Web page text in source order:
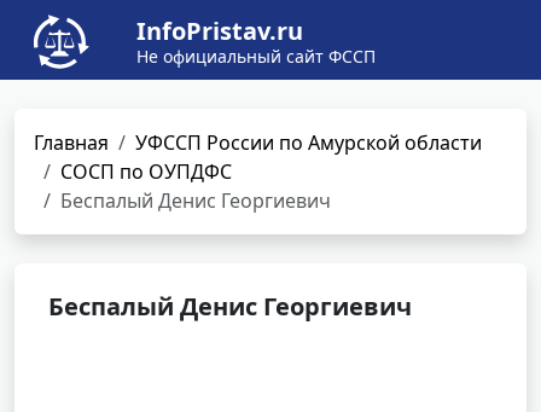
InfoPristav.ru
Не официальный сайт ФССП
Главная
УФССП России по Амурской области
СОСП по ОУПДФС
Беспалый Денис Георгиевич
Беспалый Денис Георгиевич